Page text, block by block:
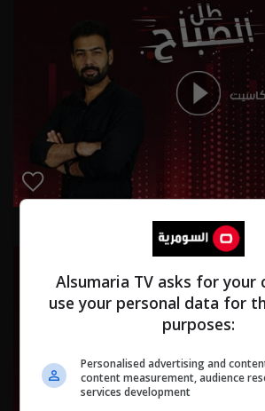
| 2026
Alsumaria TV asks for your
use your personal data for
purposes:
Personalised advertising and
content measurement, audience
services development